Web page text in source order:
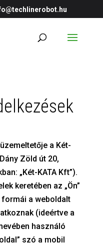
a Két-
Zöld út 20,
„Két-KATA Kft”).
keretében az „Ön”
a weboldalt
(ideértve a
használó
szó a mobil